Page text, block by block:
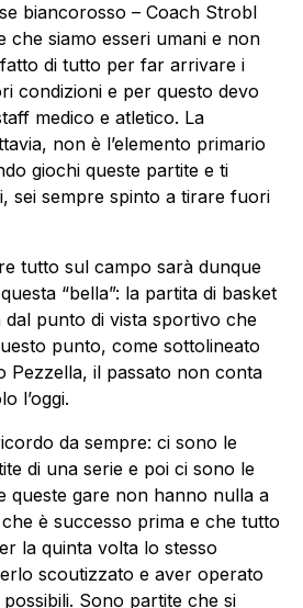
biancorosso – Coach Strobl
che siamo esseri umani e non
di tutto per far arrivare i
condizioni e per questo devo
medico e atletico. La
non è l’elemento primario
giochi queste partite e ti
sei sempre spinto a tirare fuori
tutto sul campo sarà dunque
“bella”: la partita di basket
dal punto di vista sportivo che
punto, come sottolineato
Pezzella, il passato non conta
l’oggi.
da sempre: ci sono le
di una serie e poi ci sono le
queste gare non hanno nulla a
è successo prima e che tutto
la quinta volta lo stesso
scoutizzato e aver operato
Sono partite che si